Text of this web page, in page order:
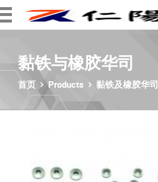
黏铁与橡胶华司
首页 Products 黏铁及橡胶华司